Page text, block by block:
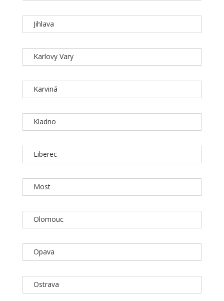
Jihlava
Karlovy Vary
Karviná
Kladno
Liberec
Most
Olomouc
Opava
Ostrava